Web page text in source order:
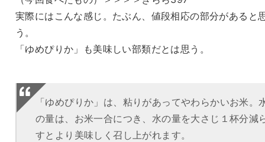
実際にはこんな感じ。たぶん、値段相応の部分があると
う。
「ゆめぴりか」も美味しい部類だとは思う。
「ゆめぴりか」は、粘りがあってやわらかいお米。
の量は、お米一合につき、水の量を大さじ１杯分減
すとより美味しく召し上がれます。